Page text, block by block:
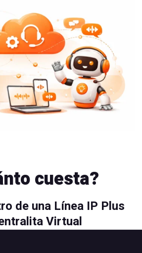
cuesta?
de una Línea IP Plus
Virtual